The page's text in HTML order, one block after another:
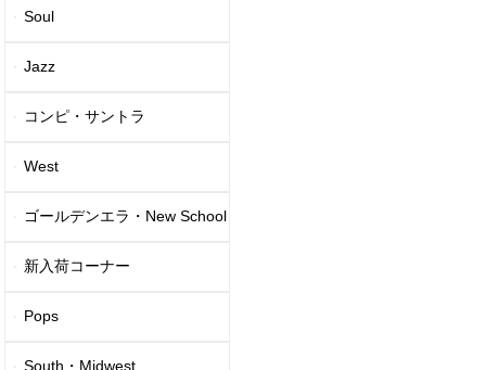
Soul
Jazz
コンピ・サントラ
West
ゴールデンエラ・New School
新入荷コーナー
Pops
South・Midwest